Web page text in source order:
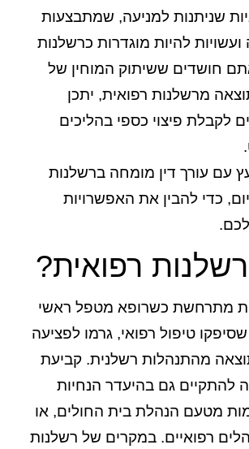
שניתנות למניעה, שמתבצעות
להיות מוגדרות כרשלנות
חושדים ששיתוק המוחין של
מרשלנות רפואית, יתכן
לקבלת פיצוי כספי בהליכים
עם עורך דין מומחה ברשלנות
כדי להבין את האפשרויות
רפואית?
מתרחשת כשרופא מטפל ראשי
שסיפקו טיפול רפואי, גרמו לפציעה
מהתנהלות רשלנית. קביעת
להתקיים גם בהיעדר הנחיות
מטעם הנהלת בית החולים, או
רפואיים. במקרים של רשלנות